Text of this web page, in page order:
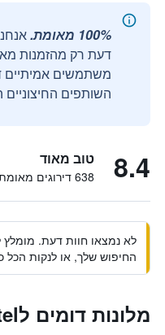
100% מאומת.
דעת רק מהזמנות
השותפים
8.4 טוב מאוד
638 דירוגים מאומתים
לא נמצאו חוות דעת.
החיפוש שלך, או לנקות הכל
מלונות דומים לCa' Sagredo Hotel